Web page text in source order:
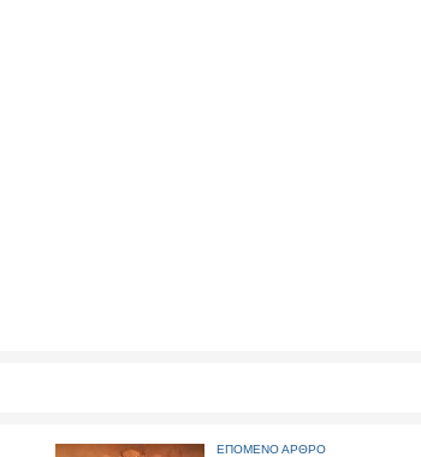
ΕΠΟΜΕΝΟ ΑΡΘΡΟ